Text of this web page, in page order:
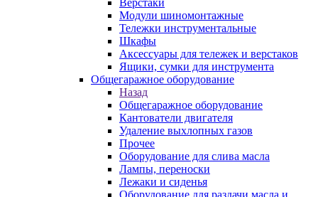
Верстаки
Модули шиномонтажные
Тележки инструментальные
Шкафы
Аксессуары для тележек и верстаков
Ящики, сумки для инструмента
Общегаражное оборудование
Назад
Общегаражное оборудование
Кантователи двигателя
Удаление выхлопных газов
Прочее
Оборудование для слива масла
Лампы, переноски
Лежаки и сиденья
Оборудование для раздачи масла и